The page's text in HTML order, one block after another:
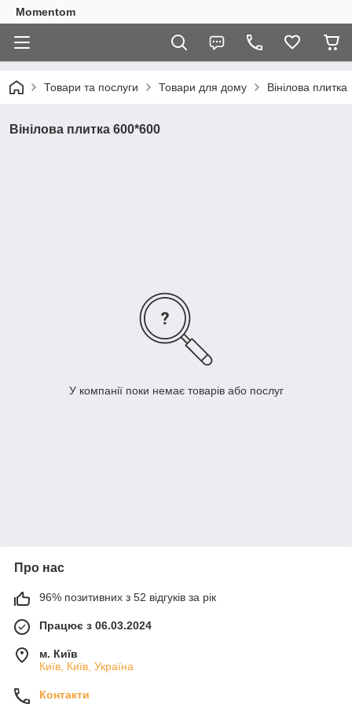
Momentom
Товари та послуги Товари для дому Вінілова плитка
Вінілова плитка 600*600
У компанії поки немає товарів або послуг
Про нас
96% позитивних з 52 відгуків за рік
Працює з 06.03.2024
м. Київ
Київ, Київ, Україна
Контакти